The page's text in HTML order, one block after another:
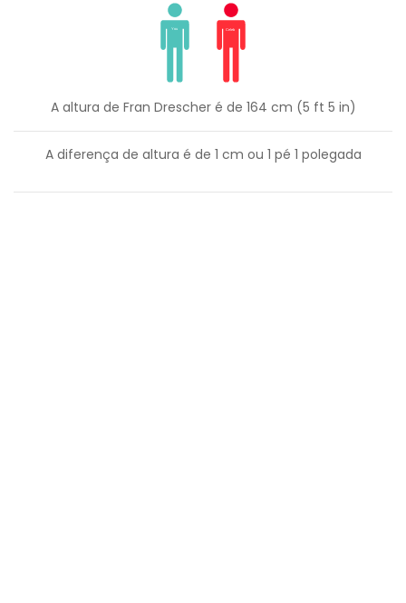
A altura de Fran Drescher é de 164 cm (5 ft 5 in)
A diferença de altura é de 1 cm ou 1 pé 1 polegada